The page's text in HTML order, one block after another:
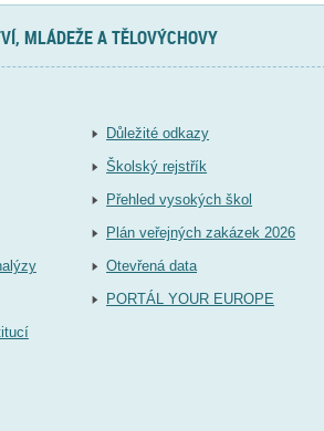
MLÁDEŽE A TĚLOVÝCHOVY
Důležité odkazy
Školský rejstřík
Přehled vysokých škol
Plán veřejných zakázek 2026
Otevřená data
PORTÁL YOUR EUROPE